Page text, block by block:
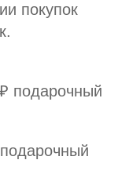
покупок
подарочный